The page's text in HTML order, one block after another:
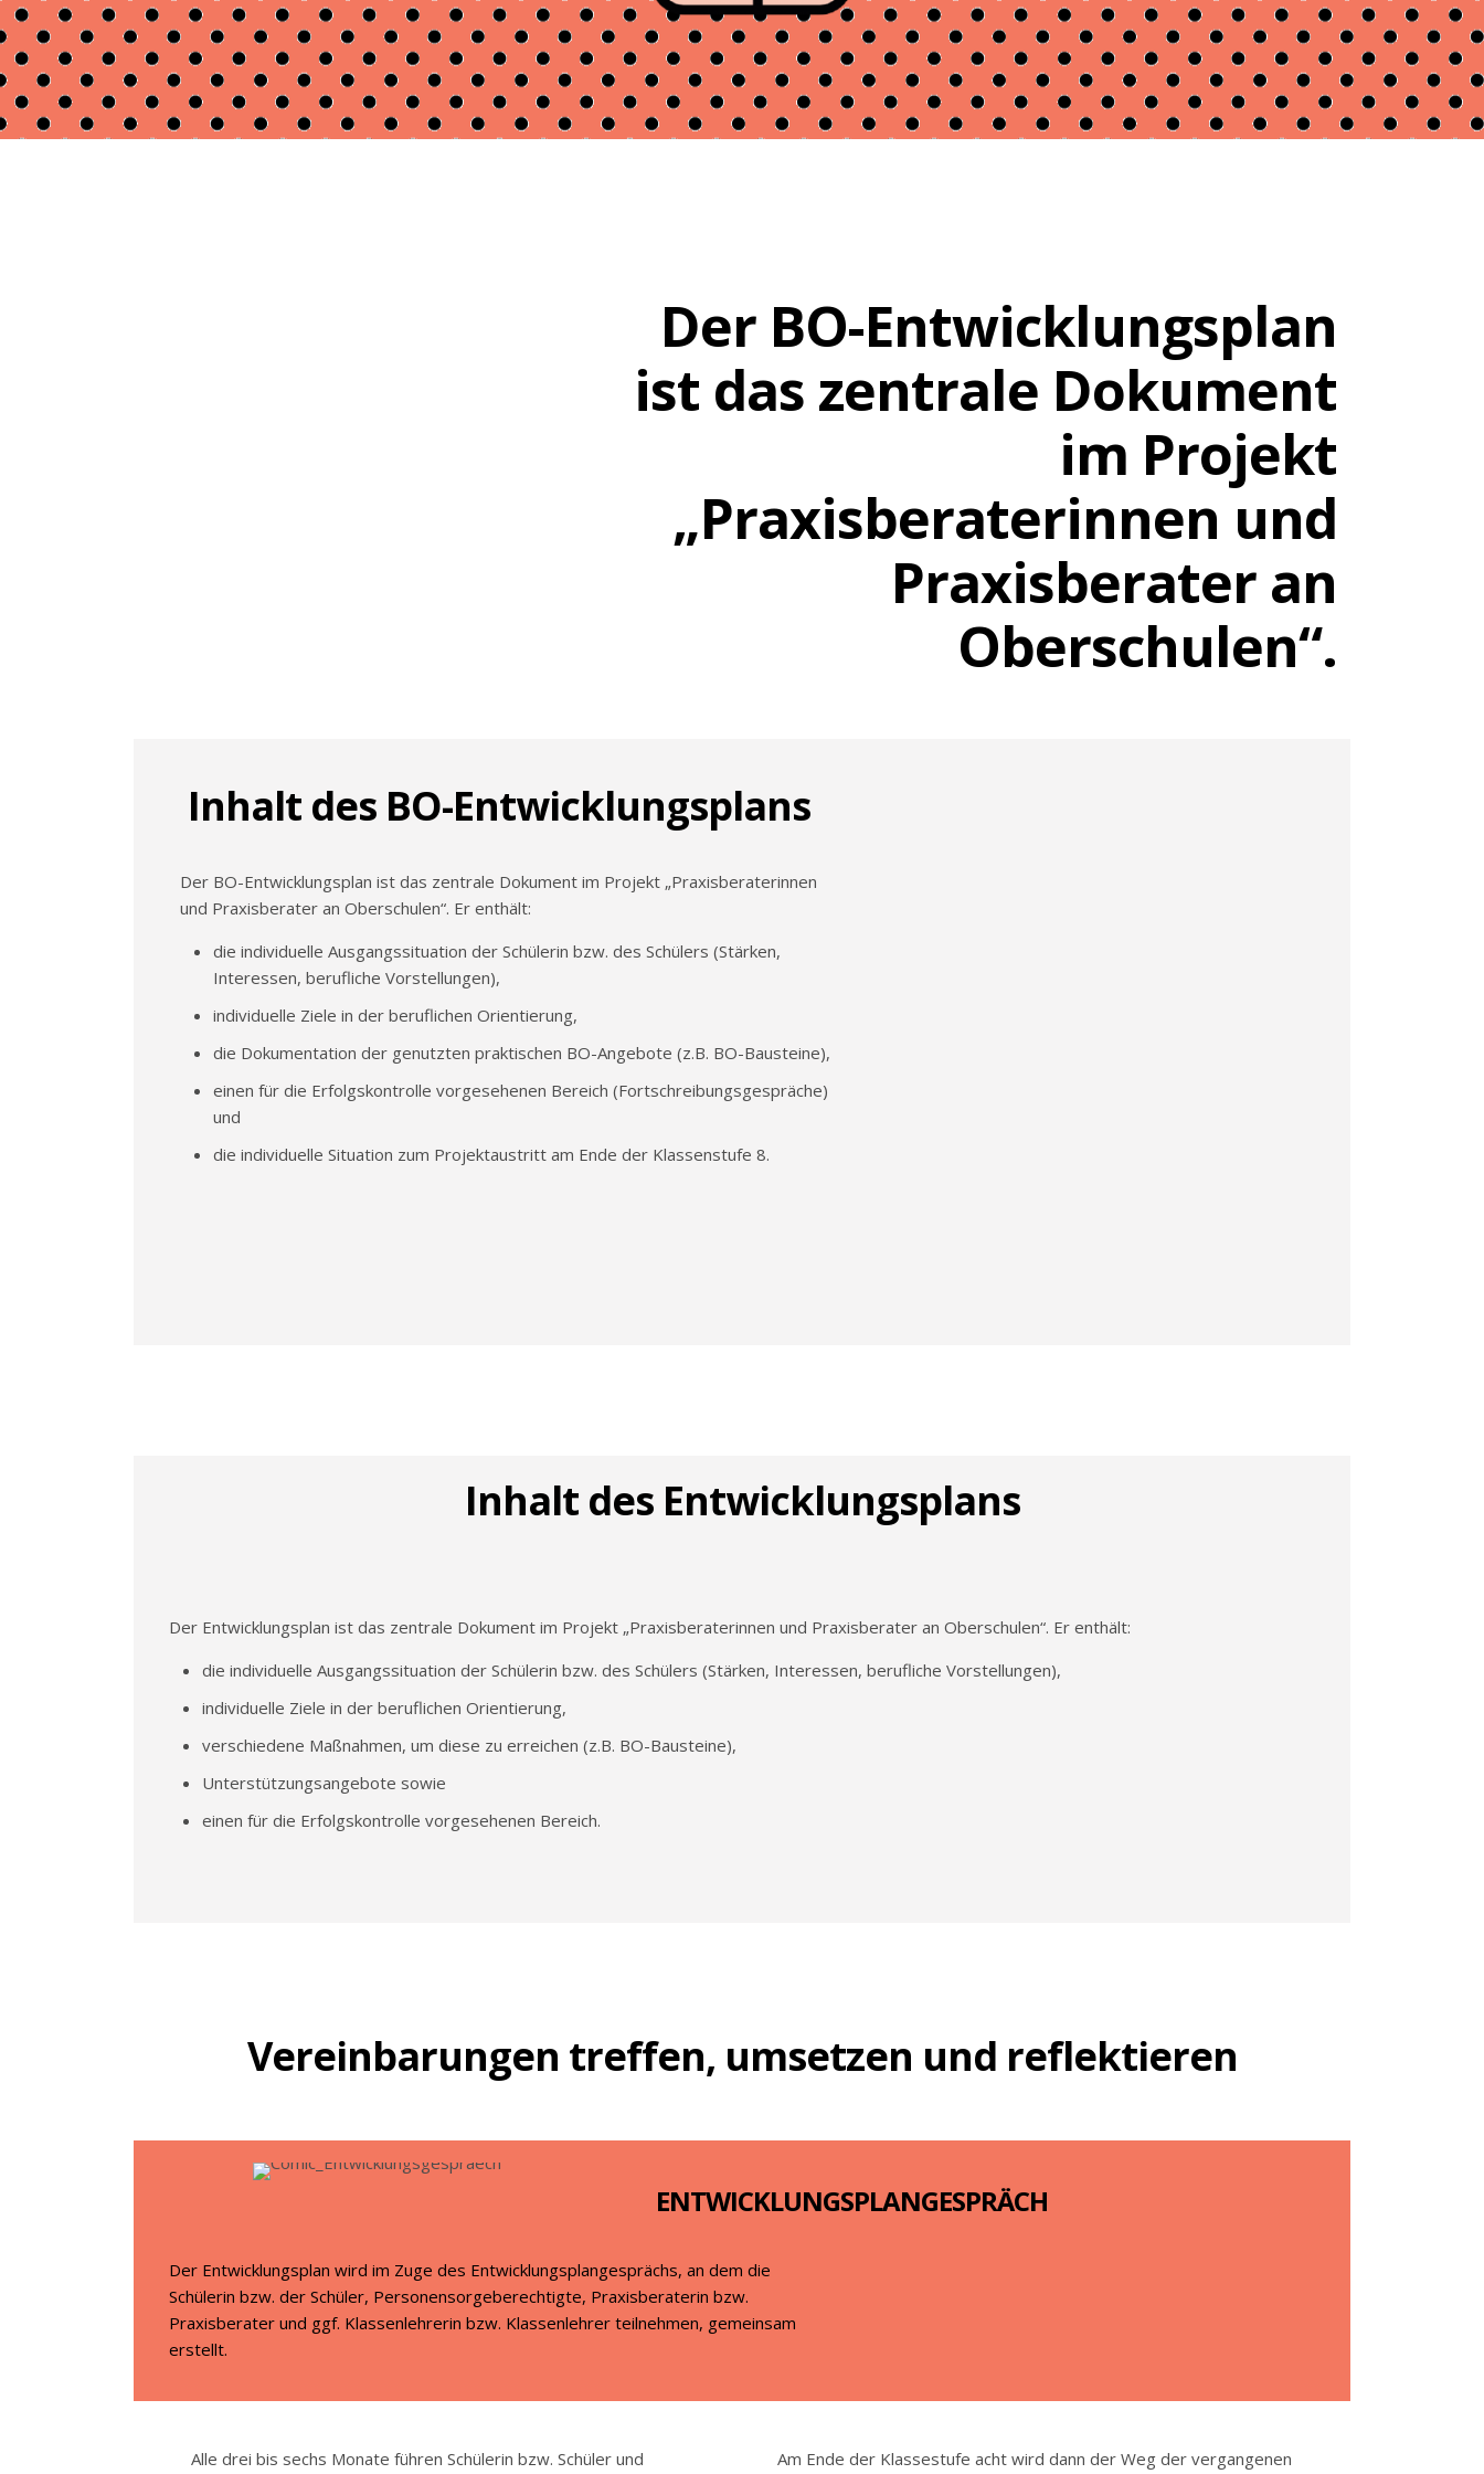
Der BO-Entwicklungsplan
ist das zentrale Dokument
im Projekt
„Praxisberaterinnen und
Praxisberater an
Oberschulen“.
Inhalt des BO-Entwicklungsplans
Der BO-Entwicklungsplan ist das zentrale Dokument im Projekt „Praxisberaterinnen
und Praxisberater an Oberschulen“. Er enthält:
die individuelle Ausgangssituation der Schülerin bzw. des Schülers (Stärken,
Interessen, berufliche Vorstellungen),
individuelle Ziele in der beruflichen Orientierung,
die Dokumentation der genutzten praktischen BO-Angebote (z.B. BO-Bausteine),
einen für die Erfolgskontrolle vorgesehenen Bereich (Fortschreibungsgespräche)
und
die individuelle Situation zum Projektaustritt am Ende der Klassenstufe 8.
Inhalt des Entwicklungsplans
Der Entwicklungsplan ist das zentrale Dokument im Projekt „Praxisberaterinnen und Praxisberater an Oberschulen“. Er enthält:
die individuelle Ausgangssituation der Schülerin bzw. des Schülers (Stärken, Interessen, berufliche Vorstellungen),
individuelle Ziele in der beruflichen Orientierung,
verschiedene Maßnahmen, um diese zu erreichen (z.B. BO-Bausteine),
Unterstützungsangebote sowie
einen für die Erfolgskontrolle vorgesehenen Bereich.
Vereinbarungen treffen, umsetzen und reflektieren
ENTWICKLUNGSPLANGESPRÄCH
Der Entwicklungsplan wird im Zuge des Entwicklungsplangesprächs, an dem die
Schülerin bzw. der Schüler, Personensorgeberechtigte, Praxisberaterin bzw.
Praxisberater und ggf. Klassenlehrerin bzw. Klassenlehrer teilnehmen, gemeinsam
erstellt.
Alle drei bis sechs Monate führen Schülerin bzw. Schüler und
Am Ende der Klassestufe acht wird dann der Weg der vergangenen